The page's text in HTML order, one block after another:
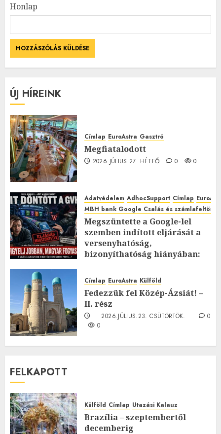
Honlap
ÚJ HÍREINK
Címlap EuroAstra Gasztró
Megfiatalodott
2026.JÚLIUS.27. HÉTFŐ. 0 0
Adatvédelem AdhocSupport Címlap
MBH bank Google Csalás és
Megszüntette a Google-lel
szemben indított eljárását a
versenyhatóság,
bizonyíthatóság hiányában:
2026.JÚLIUS.23. CSÜTÖRTÖK.
0
Címlap EuroAstra Külföld
Fedezzük fel Közép-Ázsiát! –
II. rész
2026.JÚLIUS.23. CSÜTÖRTÖK.
0
0
FELKAPOTT
Külföld Címlap Utazási Kalauz
Brazília – szeptembertől
decemberig